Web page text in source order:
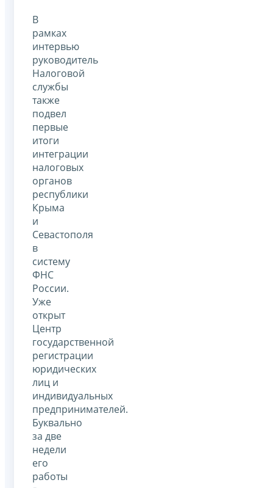
В
рамках
интервью
руководитель
Налоговой
службы
также
подвел
первые
итоги
интеграции
налоговых
органов
республики
Крыма
и
Севастополя
в
систему
ФНС
России.
Уже
открыт
Центр
государственной
регистрации
юридических
лиц и
индивидуальных
предпринимателей.
Буквально
за две
недели
его
работы